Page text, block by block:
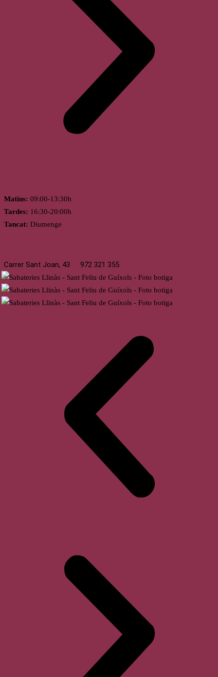
Matins: 09:00-13:30h
Tardes: 16:30-20:00h
Tancat: Diumenge
Carrer Sant Joan, 43 972 321 355